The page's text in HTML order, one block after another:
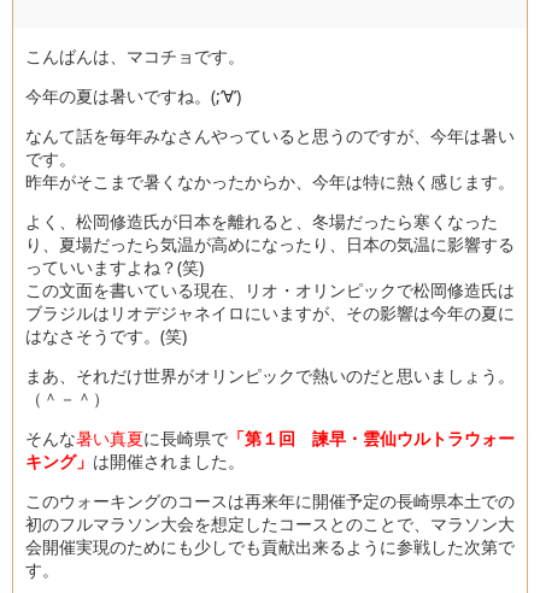
こんばんは、マコチョです。
今年の夏は暑いですね。(;’∀’)
なんて話を毎年みなさんやっていると思うのですが、今年は暑い
です。
昨年がそこまで暑くなかったからか、今年は特に熱く感じます。
よく、松岡修造氏が日本を離れると、冬場だったら寒くなった
り、夏場だったら気温が高めになったり、日本の気温に影響する
っていいますよね？(笑)
この文面を書いている現在、リオ・オリンピックで松岡修造氏は
ブラジルはリオデジャネイロにいますが、その影響は今年の夏に
はなさそうです。(笑)
まあ、それだけ世界がオリンピックで熱いのだと思いましょう。
（＾－＾）
そんな暑い真夏に長崎県で 「第１回 諫早・雲仙ウルトラウォー
キング」 は開催されました。
このウォーキングのコースは再来年に開催予定の長崎県本土での
初のフルマラソン大会を想定したコースとのことで、マラソン大
会開催実現のためにも少しでも貢献出来るように参戦した次第で
す。